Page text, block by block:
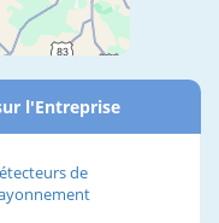
l'Entreprise
de